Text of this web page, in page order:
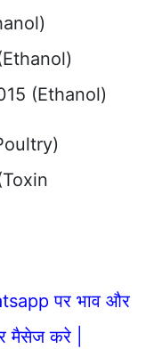
(Ethanol)
पर भाव और
मैसेज करे |